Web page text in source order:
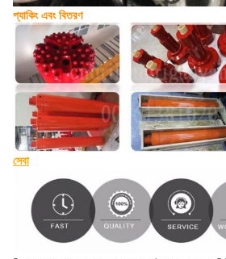
প্যাকিং এবং বিতরণ
সেবা